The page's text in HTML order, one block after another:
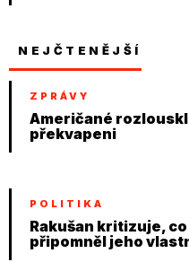
NEJČTENĚJŠÍ
ZPRÁVY
Američané
překvapeni
POLITIKA
Rakušan kritizuje,
připomněl jeho